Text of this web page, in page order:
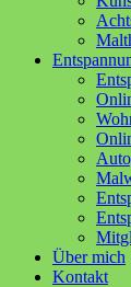
Über mich
Kontakt